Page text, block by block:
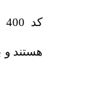
هستند